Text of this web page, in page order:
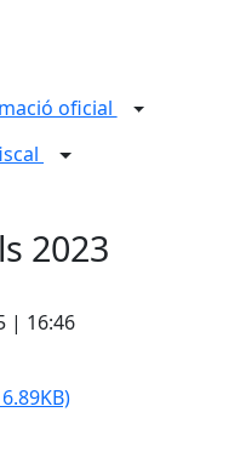
oficial
2023
| 16:46